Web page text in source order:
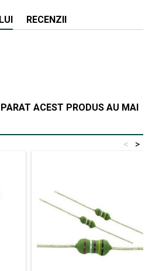
RECENZII
ACEST PRODUS AU MAI
>
<